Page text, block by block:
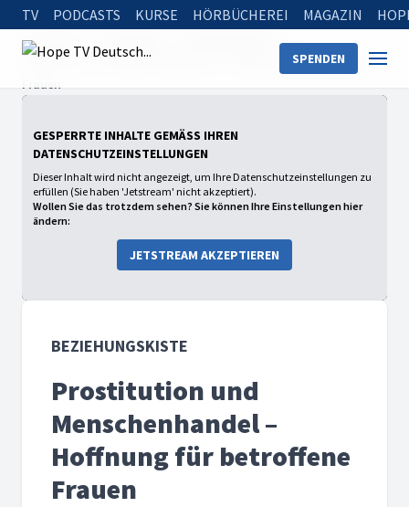
TV PODCASTS KURSE HÖRBÜCHEREI MAGAZIN
SPENDEN
Startseite
Prostitution und Menschenhandel – Hoffnung für betroffene
Frauen
GESPERRTE INHALTE GEMÄSS IHREN D
ATENSCHUTZEINSTELLUNGEN
Dieser Inhalt wird nicht angezeigt, um Ihre Datenschutzeinstellungen zu
erfüllen (Sie haben 'Jetstream' nicht akzeptiert).
Wollen Sie das trotzdem sehen? Sie können Ihre Einstellungen hier
ändern:
JETSTREAM AKZEPTIEREN
BEZIEHUNGSKISTE
Prostitution und
Menschenhandel –
Hoffnung für betroffene
Frauen